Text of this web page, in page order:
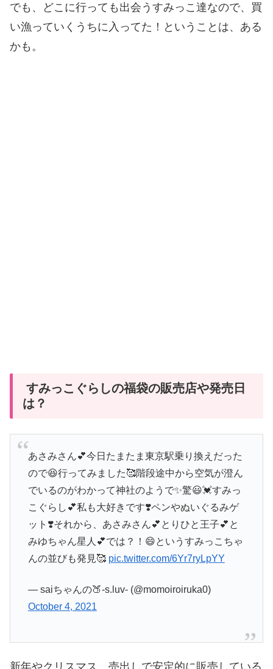
でも、どこに行っても出会うすみっこ達なので、買
い漁っていくうちに入ってた！ということは、ある
かも。
すみっこぐらしの福袋の販売店や発売日
は？
あさみさん💕今日たまたま東京駅乗り換えだった
ので😆行ってみました🥰階段途中から空気が澄ん
でいるのがわかって神社のようで✨驚😃💓すみっ
こぐらし💕私も大好きです❣️ペンやぬいぐるみゲ
ット❣️それから、あさみさん💕とりひと王子💕と
みゆちゃん星人💕では？！😄というすみっこちゃ
んの並びも発見🥰 pic.twitter.com/6Yr7ryLpYY
— saiちゃんの🍑-s.luv- (@momoiroiruka0)
October 4, 2021
新年やクリスマス、売出しで安定的に販売している